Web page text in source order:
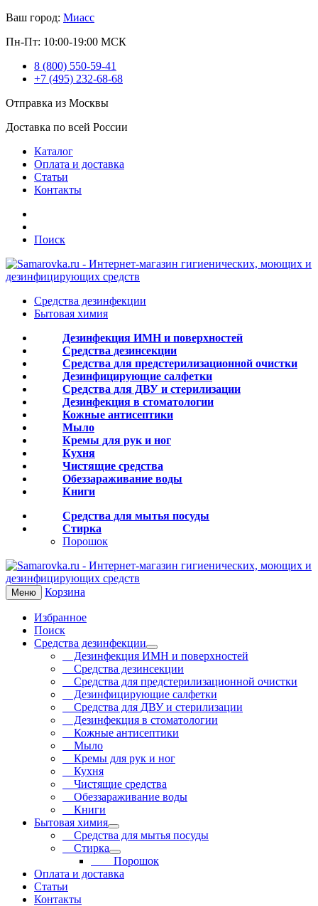
Ваш город: Миасс
Пн-Пт: 10:00-19:00 МСК
8 (800) 550-59-41
+7 (495) 232-68-68
Отправка из Москвы
Доставка по всей России
Каталог
Оплата и доставка
Статьи
Контакты
Поиск
Средства дезинфекции
Бытовая химия
Дезинфекция ИМН и поверхностей
Средства дезинсекции
Средства для предстерилизационной очистки
Дезинфицирующие салфетки
Средства для ДВУ и cтерилизации
Дезинфекция в стоматологии
Кожные антисептики
Мыло
Кремы для рук и ног
Кухня
Чистящие средства
Обеззараживание воды
Книги
Средства для мытья посуды
Стирка
Порошок
Меню Корзина
Избранное
Поиск
Средства дезинфекции
Дезинфекция ИМН и поверхностей
Средства дезинсекции
Средства для предстерилизационной очистки
Дезинфицирующие салфетки
Средства для ДВУ и cтерилизации
Дезинфекция в стоматологии
Кожные антисептики
Мыло
Кремы для рук и ног
Кухня
Чистящие средства
Обеззараживание воды
Книги
Бытовая химия
Средства для мытья посуды
Стирка
Порошок
Оплата и доставка
Статьи
Контакты